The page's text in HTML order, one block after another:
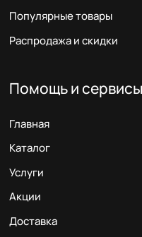
Популярные товары
Распродажа и скидки
Помощь и сервисы
Главная
Каталог
Услуги
Акции
Доставка